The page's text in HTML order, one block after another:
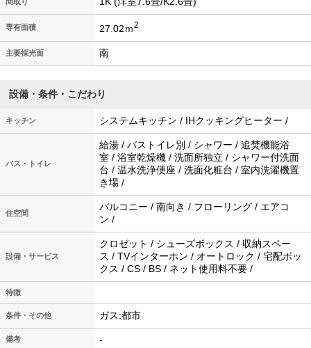
専有面積 27.02ｍ2
主要採光面 南
設備・条件・こだわり
キッチン システムキッチン / IHクッキングヒーター /
バス・トイレ
給湯 / バストイレ別 / シャワー / 追焚機能浴
室 / 浴室乾燥機 / 洗面所独立 / シャワー付洗面
台 / 温水洗浄便座 / 洗面化粧台 / 室内洗濯機置
き場 /
住空間
バルコニー / 南向き / フローリング / エアコ
ン /
設備・サービス
クロゼット / シューズボックス / 収納スペー
ス / TVインターホン / オートロック / 宅配ボッ
クス / CS / BS / ネット使用料不要 /
特徴
条件・その他 ガス:都市
備考 -